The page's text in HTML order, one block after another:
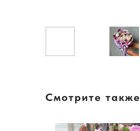
Смотрите также